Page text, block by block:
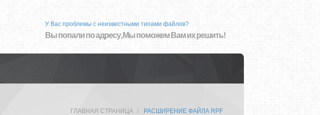
У Вас проблемы с неизвестными типами файлов?
Вы попали по адресу, Мы поможем Вам их решить!
ГЛАВНАЯ СТРАНИЦА РАСШИРЕНИЕ ФАЙЛА RPF